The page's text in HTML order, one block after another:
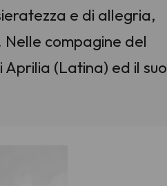
e di allegria,
compagine del
(Latina) ed il suo